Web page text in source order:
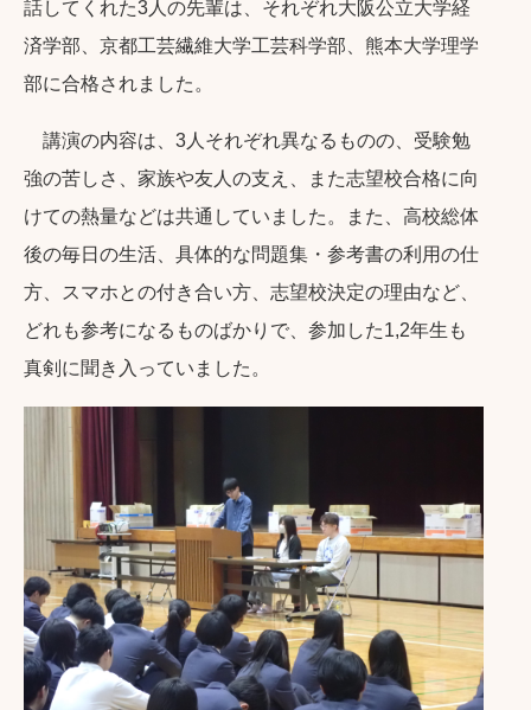
話してくれた3人の先輩は、それぞれ大阪公立大学経
済学部、京都工芸繊維大学工芸科学部、熊本大学理学
部に合格されました。
講演の内容は、3人それぞれ異なるものの、受験勉
強の苦しさ、家族や友人の支え、また志望校合格に向
けての熱量などは共通していました。また、高校総体
後の毎日の生活、具体的な問題集・参考書の利用の仕
方、スマホとの付き合い方、志望校決定の理由など、
どれも参考になるものばかりで、参加した1,2年生も
真剣に聞き入っていました。